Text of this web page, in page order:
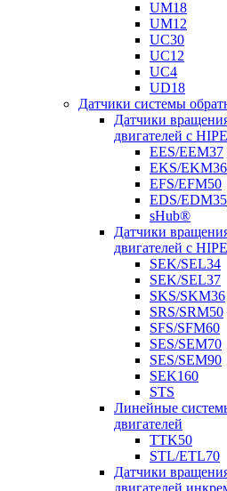
UM18
UM12
UC30
UC12
UC4
UD18
Датчики системы
Датчики
двигателей с
EES/EEM37
EKS/EKM36
EFS/EFM50
EDS/EDM35
sHub®
Датчики
двигателей с
SEK/SEL34
SEK/SEL37
SKS/SKM36
SRS/SRM50
SFS/SFM60
SES/SEM70
SES/SEM90
SEK160
STS
Линейные
двигателей
TTK50
STL/ETL70
Датчики
двигателей